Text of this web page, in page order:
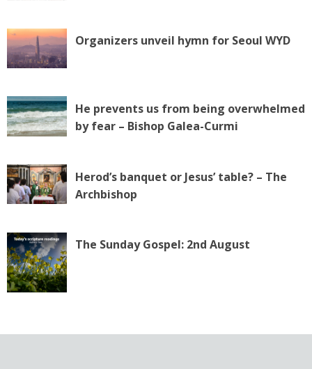
Organizers unveil hymn for Seoul WYD
He prevents us from being overwhelmed
by fear – Bishop Galea-Curmi
Herod’s banquet or Jesus’ table? – The
Archbishop
The Sunday Gospel: 2nd August